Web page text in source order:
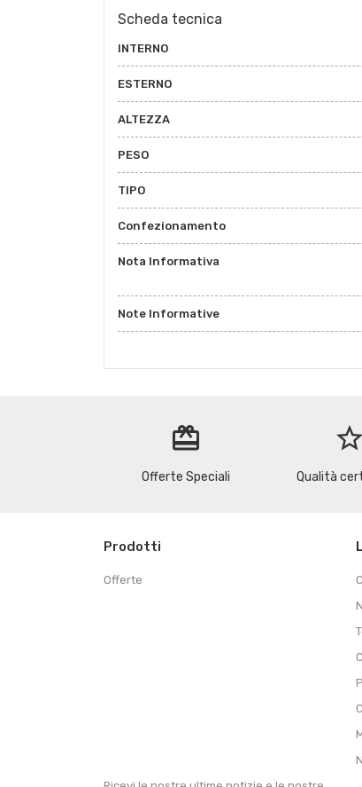
Scheda tecnica
INTERNO
ESTERNO
ALTEZZA
PESO
TIPO
Confezionamento
Nota Informativa
Note Informative
redeem
Offerte Speciali
star_border
Qualità
Prodotti
Offerte